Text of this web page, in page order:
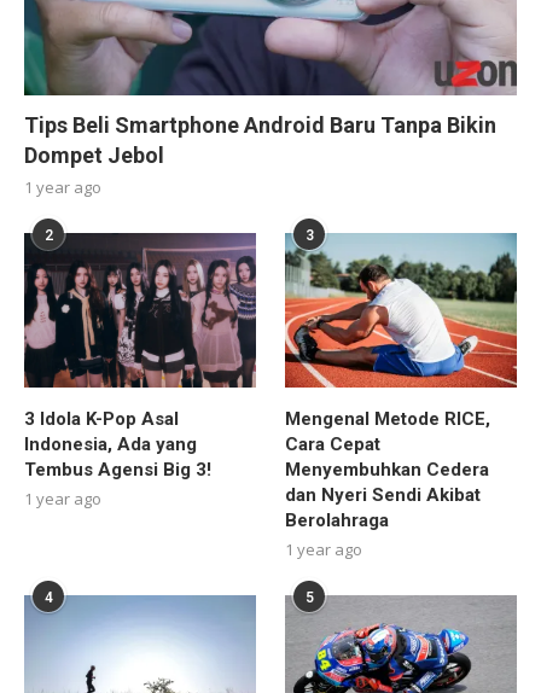
Tips Beli Smartphone Android Baru Tanpa Bikin
Dompet Jebol
1 year ago
2
3 Idola K-Pop Asal
Indonesia, Ada yang
Tembus Agensi Big 3!
1 year ago
3
Mengenal Metode RICE,
Cara Cepat
Menyembuhkan Cedera
dan Nyeri Sendi Akibat
Berolahraga
1 year ago
4 5